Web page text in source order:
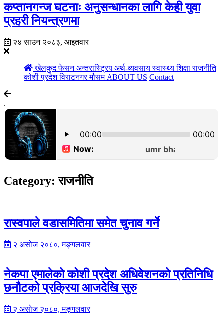
कप्तानगन्ज घटनाः अनुसन्धानका लागि केही युवा
प्रहरी नियन्त्रणमा
२४ साउन २०८३, आइतवार
खेलकुदफेसनअन्तरास्ट्रिय अर्थ-व्यवसायस्वास्थ्यशिक्षाराजनीति
कोशी प्रदेशविराटनगरमौसम ABOUT US Contact
.
Category:राजनीति
रास्वपाले वडासमितिमा समेत चुनाव गर्ने
२ असोज २०८०, मङ्गलवार
नेकपा एमालेको कोशी प्रदेश अधिवेशनको प्रतिनिधि
छनौटको प्रक्रिया आजदेखि सुरु
२ असोज २०८०, मङ्गलवार